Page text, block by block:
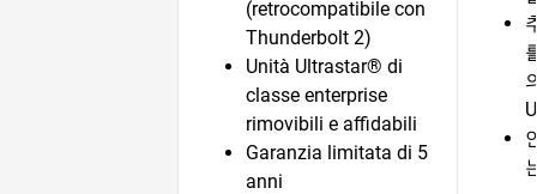
(retrocompatibile con
Thunderbolt 2)
Unità Ultrastar® di
classe enterprise
rimovibili e affidabili
Garanzia limitata di 5
anni